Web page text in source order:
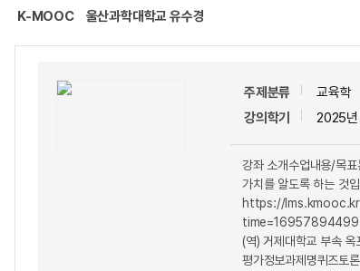
K-MOOC 울산과학대학교 유수경
주제분류
교육학
강의학기
2025년
강좌 소개수업내용/목
가치를 알도록 하는 것
https://
time=1695789449951
(역) 거제대학교 부속
평가정보과제명퀴즈토